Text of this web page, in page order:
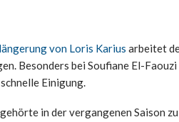
von Loris Karius arbeitet
Besonders bei Soufiane El-
Einigung.
in der vergangenen Saison